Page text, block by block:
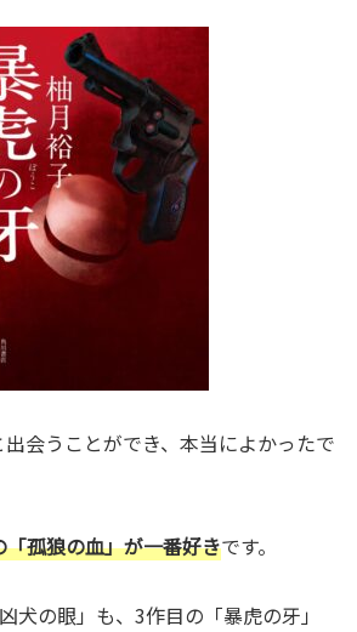
会うことができ、本当によかったで
「孤狼の血」が一番好きです。
犬の眼」も、3作目の「暴虎の牙」